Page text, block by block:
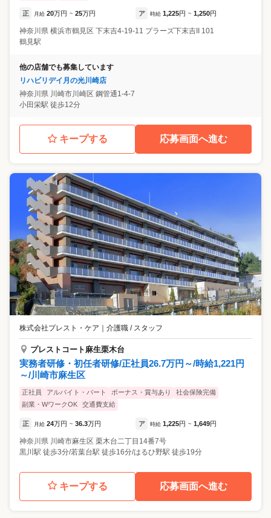
正 月給 20万円 ~ 25万円 ア 時給 1,225円 ~ 1,250円
神奈川県 横浜市鶴見区 下末吉4-19-11 プラーズ下末吉II 101
鶴見駅
他の店舗でも募集しています
リハビリデイ月の光川崎店
神奈川県 川崎市川崎区 鋼管通1-4-7
小田栄駅 徒歩12分
キープする 応募画面へ進む
株式会社プレスト・ケア ｜ 介護職 / スタッフ
プレストコート麻生栗木台
実務者研修・初任者研修/正社員26.7万円～/時給1,221円
～/川崎市麻生区
正社員 アルバイト・パート ボーナス・賞与あり
社会保険完備
副業・WワークOK
交通費支給
正 月給 24万円 ~ 36.3万円 ア 時給 1,225円 ~ 1,649円
神奈川県 川崎市麻生区 栗木台二丁目14番7号
黒川駅 徒歩3分/若葉台駅 徒歩16分/はるひ野駅 徒歩19分
キープする 応募画面へ進む